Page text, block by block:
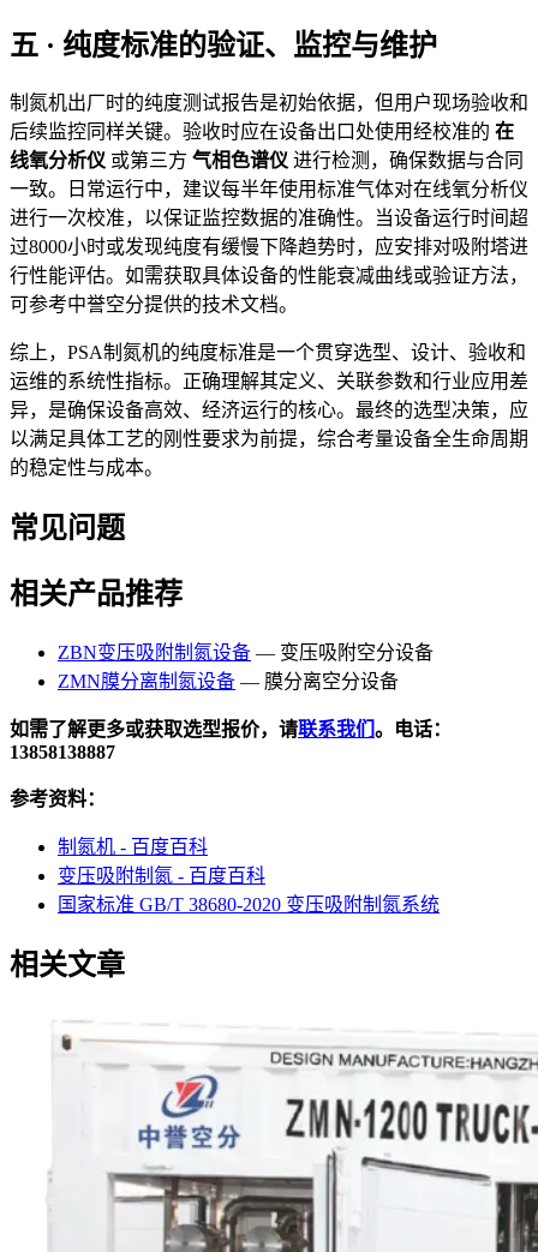
五 · 纯度标准的验证、监控与维护
制氮机出厂时的纯度测试报告是初始依据，但用户现场验收和
后续监控同样关键。验收时应在设备出口处使用经校准的 在
线氧分析仪 或第三方 气相色谱仪 进行检测，确保数据与合同
一致。日常运行中，建议每半年使用标准气体对在线氧分析仪
进行一次校准，以保证监控数据的准确性。当设备运行时间超
过8000小时或发现纯度有缓慢下降趋势时，应安排对吸附塔进
行性能评估。如需获取具体设备的性能衰减曲线或验证方法，
可参考中誉空分提供的技术文档。
综上，PSA制氮机的纯度标准是一个贯穿选型、设计、验收和
运维的系统性指标。正确理解其定义、关联参数和行业应用差
异，是确保设备高效、经济运行的核心。最终的选型决策，应
以满足具体工艺的刚性要求为前提，综合考量设备全生命周期
的稳定性与成本。
常见问题
相关产品推荐
ZBN变压吸附制氮设备 — 变压吸附空分设备
ZMN膜分离制氮设备 — 膜分离空分设备
如需了解更多或获取选型报价，请联系我们 。电话：
13858138887
参考资料：
制氮机 - 百度百科
变压吸附制氮 - 百度百科
国家标准 GB/T 38680-2020 变压吸附制氮系统
相关文章